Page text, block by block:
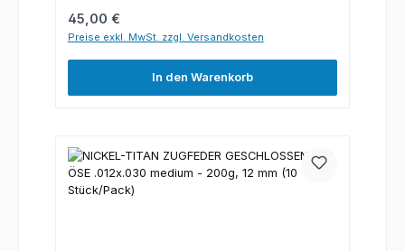
Regulärer Preis:
45,00 €
Preise exkl. MwSt. zzgl. Versandkosten
In den Warenkorb